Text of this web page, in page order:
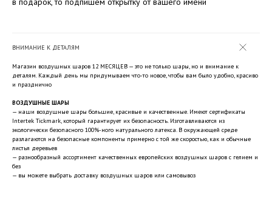
ВНИМАНИЕ К ДЕТАЛЯМ
Магазин воздушных шаров 12 МЕСЯЦЕВ — это не только шары, но и внимание к
деталям. Каждый день мы придумываем что-то новое, чтобы вам было удобно, красиво
и празднично
ВОЗДУШНЫЕ ШАРЫ
— наши воздушные шары большие, красивые и качественные. Имеют сертификаты
Intertek Tickmark, который гарантирует их безопасность. Изготавливаются из
экологически безопасного 100%-ного натурального латекса. В окружающей среде
разлагаются на безопасные компоненты примерно с той же скоростью, как и обычные
листья деревьев
— разнообразный ассортимент качественных европейских воздушных шаров с гелием и
без
— вы можете выбрать доставку воздушных шаров или самовывоз